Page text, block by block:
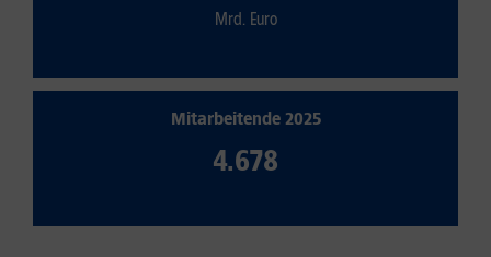
Mrd. Euro
Mitarbeitende 2025
4.678